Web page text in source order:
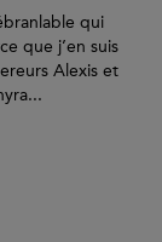
qui
que j’en suis
Alexis et